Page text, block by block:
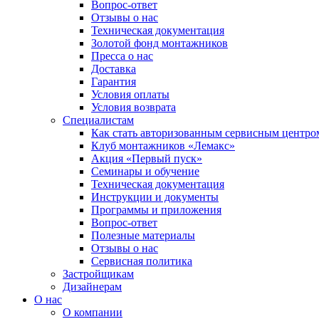
Вопрос-ответ
Отзывы о нас
Техническая документация
Золотой фонд монтажников
Пресса о нас
Доставка
Гарантия
Условия оплаты
Условия возврата
Специалистам
Как стать авторизованным сервисным
Клуб монтажников «Лемакс»
Акция «Первый пуск»
Семинары и обучение
Техническая документация
Инструкции и документы
Программы и приложения
Вопрос-ответ
Полезные материалы
Отзывы о нас
Сервисная политика
Застройщикам
Дизайнерам
О нас
О компании